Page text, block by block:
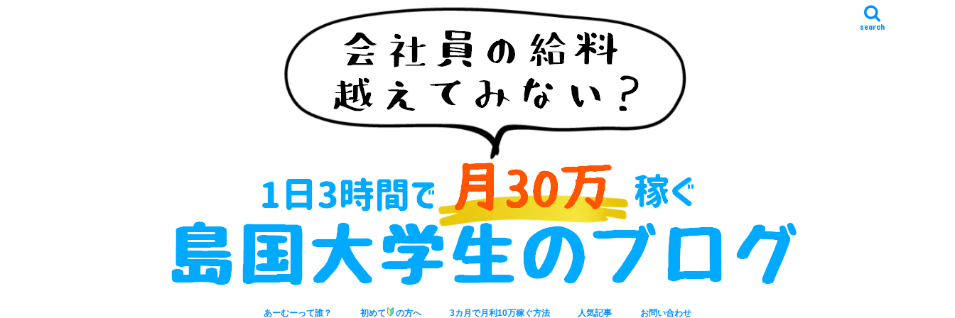
search
あーむーって誰？ 初めて の方へ 3カ月で月利10万稼ぐ方法 人気記事 お問い合わせ